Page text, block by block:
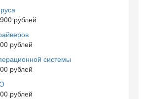
рублей
рублей
системы
рублей
рублей